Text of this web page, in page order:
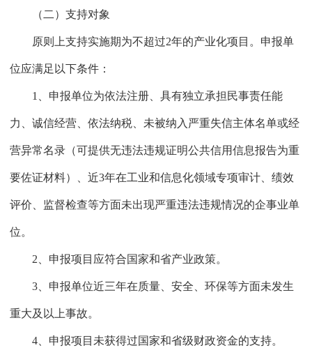
（二）支持对象
原则上支持实施期为不超过2年的产业化项目。申报单
位应满足以下条件：
1、申报单位为依法注册、具有独立承担民事责任能
力、诚信经营、依法纳税、未被纳入严重失信主体名单或经
营异常名录（可提供无违法违规证明公共信用信息报告为重
要佐证材料）、近3年在工业和信息化领域专项审计、绩效
评价、监督检查等方面未出现严重违法违规情况的企事业单
位。
2、申报项目应符合国家和省产业政策。
3、申报单位近三年在质量、安全、环保等方面未发生
重大及以上事故。
4、申报项目未获得过国家和省级财政资金的支持。